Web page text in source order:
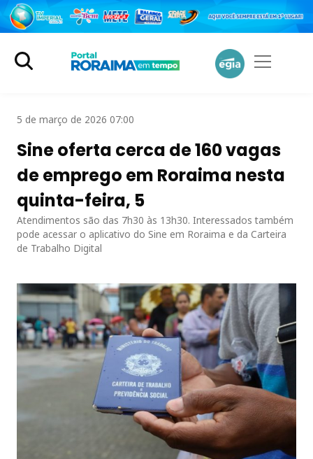
5 de março de 2026 07:00
Sine oferta cerca de 160 vagas
de emprego em Roraima nesta
quinta-feira, 5
Atendimentos são das 7h30 às 13h30. Interessados também
pode acessar o aplicativo do Sine em Roraima e da Carteira
de Trabalho Digital